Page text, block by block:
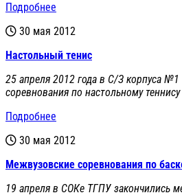
Подробнее
30 мая 2012
Настольный тенис
25 апреля 2012 года в С/З корпуса
соревнования по настольному
Подробнее
30 мая 2012
Межвузовские соревнования по
19 апреля в СОКе ТГПУ закончились